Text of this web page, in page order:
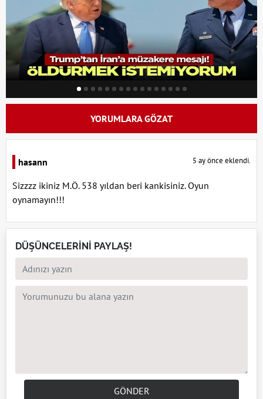
YORUMLARA GÖZAT
hasann 5 ay önce eklendi.
Sizzzz ikiniz M.Ö. 538 yıldan beri kankisiniz. Oyun
oynamayın!!!
DÜŞÜNCELERİNİ PAYLAŞ!
GÖNDER